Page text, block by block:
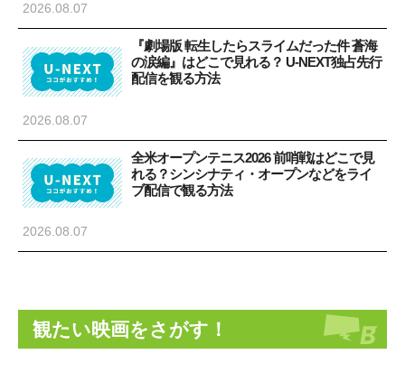
2026.08.07
『劇場版 転生したらスライムだった件 蒼海
の涙編』はどこで見れる？ U-NEXT独占先行
配信を観る方法
2026.08.07
全米オープンテニス2026 前哨戦はどこで見
れる？シンシナティ・オープンなどをライ
ブ配信で観る方法
2026.08.07
観たい映画をさがす！